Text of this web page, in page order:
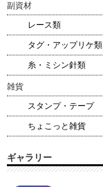
副資材
レース類
タグ・アップリケ類
糸・ミシン針類
雑貨
スタンプ・テープ
ちょこっと雑貨
ギャラリー